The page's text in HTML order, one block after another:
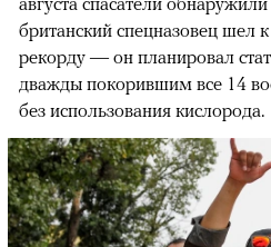
британский спецназовец шел
рекорду — он планировал
дважды покорившим все 14
без использования кислорода.